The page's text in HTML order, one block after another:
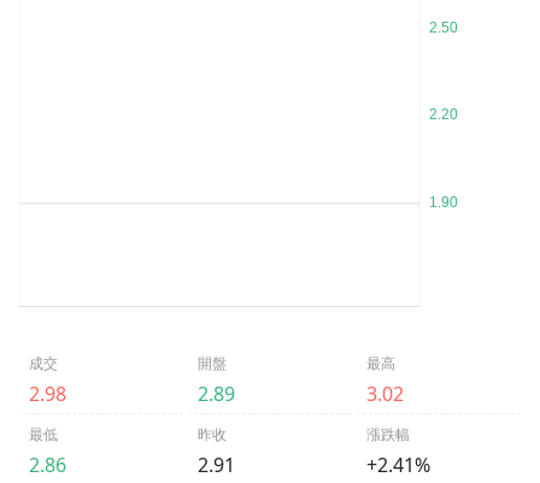
成交
2.98
開盤
2.89
最高
3.02
最低
2.86
昨收
2.91
漲跌幅
+2.41%